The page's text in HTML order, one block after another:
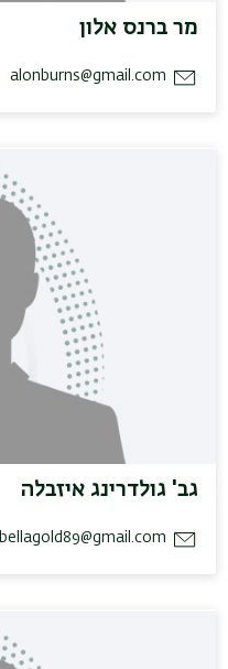
מר ברנס אלון
alonburns@gmail.com
גב' גולדרינג איזבלה
bellagold89@gmail.com